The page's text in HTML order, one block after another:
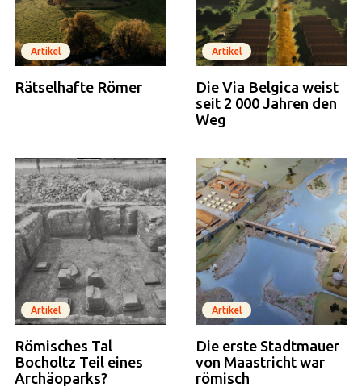
Artikel
Rätselhafte Römer
Artikel
Die Via Belgica weist
seit 2 000 Jahren den
Weg
Artikel
Römisches Tal
Bocholtz Teil eines
Archäoparks?
Artikel
Die erste Stadtmauer
von Maastricht war
römisch